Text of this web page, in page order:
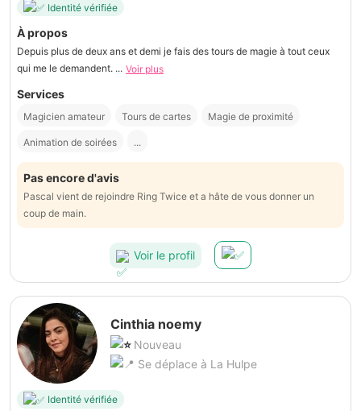
Identité vérifiée
À propos
Depuis plus de deux ans et demi je fais des tours de magie à tout ceux
qui me le demandent. ... Voir plus
Services
Magicien amateur Tours de cartes Magie de proximité
Animation de soirées ...
Pas encore d'avis
Pascal vient de rejoindre Ring Twice et a hâte de vous donner un
coup de main.
Voir le profil
Cinthia noemy
Nouveau
Se déplace à La Hulpe
Identité vérifiée